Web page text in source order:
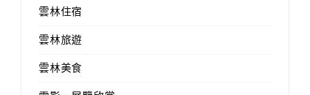
雲林住宿
雲林旅遊
雲林美食